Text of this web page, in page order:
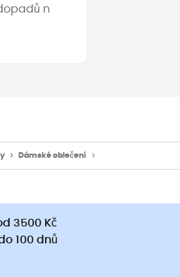
n
Dámské oblečení
3500 Kč
100 dnů